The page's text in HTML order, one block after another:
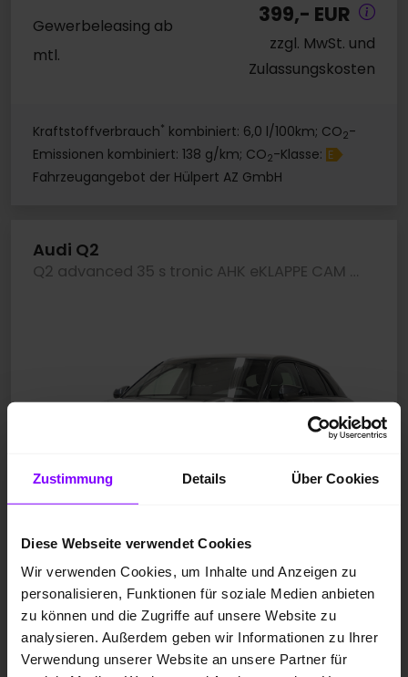
Zustimmung Details Über Cookies
Diese Webseite verwendet Cookies
Wir verwenden Cookies, um Inhalte und Anzeigen zu
personalisieren, Funktionen für soziale Medien anbieten
zu können und die Zugriffe auf unsere Website zu
analysieren. Außerdem geben wir Informationen zu Ihrer
Verwendung unserer Website an unsere Partner für
Gewerbeleasing ab
mtl.
399,- EUR
zzgl. MwSt. und
Zulassungskosten
Kraftstoffverbrauch* kombiniert: 6,0 l/100km; CO2-
Emissionen kombiniert: 138 g/km; CO2-Klasse: E
Fahrzeugangebot der Hülpert AZ GmbH
Audi Q2
Q2 advanced 35 s tronic AHK eKLAPPE CAM LM18
Neufahrzeug
Benzin
Manhattangrau Metallic